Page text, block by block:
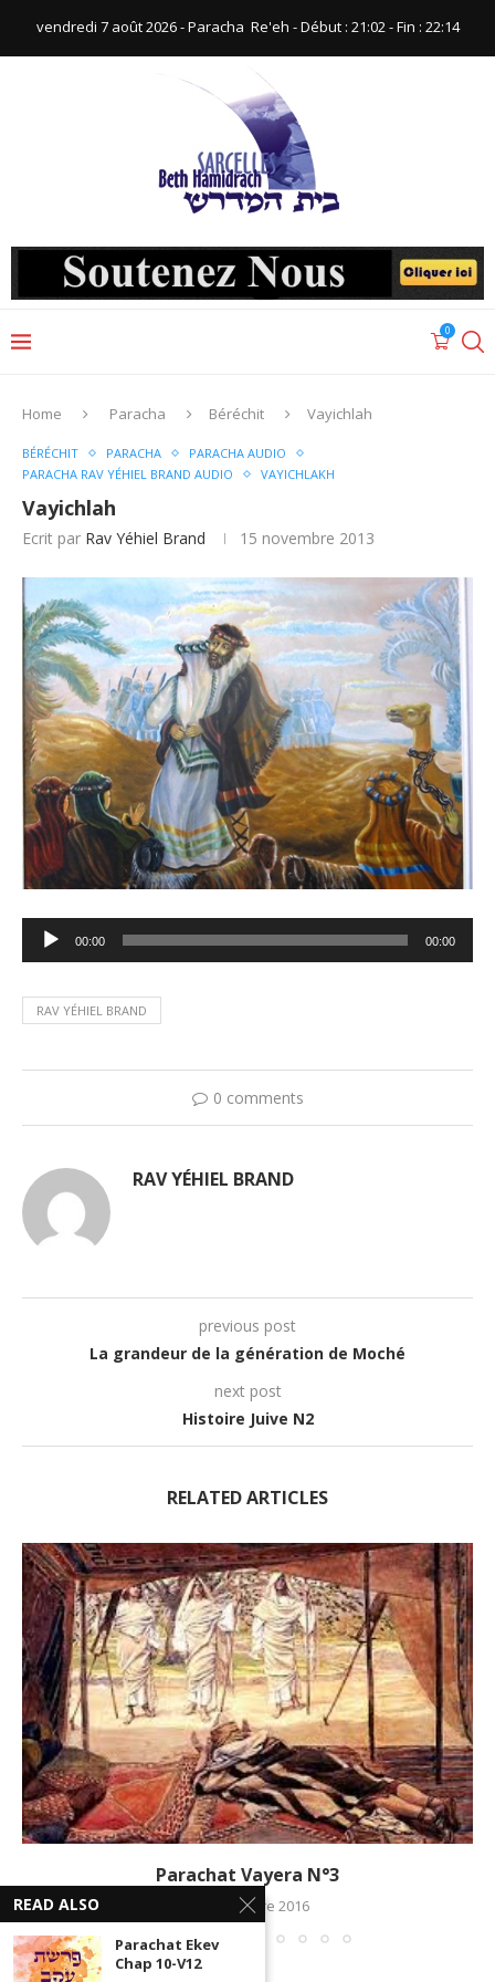
vendredi 7 août 2026 - Paracha ‪ Re'eh‬ - Début : 21:02‬ - Fin : ‪22:14‬
0
Home Paracha Béréchit Vayichlah
BÉRÉCHIT PARACHA
PARACHA AUDIO
PARACHA RAV YÉHIEL BRAND AUDIO
VAYICHLAKH
Vayichlah
Ecrit par Rav Yéhiel Brand 15 novembre 2013
Lecteur
audio
00:00 00:00
RAV YÉHIEL BRAND
0 comments
RAV YÉHIEL BRAND
previous post
La grandeur de la génération de Moché
next post
Histoire Juive N2
RELATED ARTICLES
Parachat Vayera N°3
18 novembre 2016
READ ALSO
Parachat Ekev
Chap 10-V12